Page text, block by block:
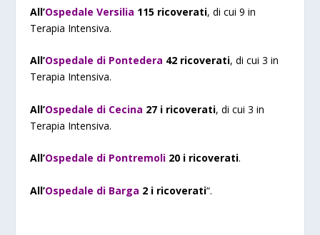
All’Ospedale Versilia 115 ricoverati, di cui 9 in
Terapia Intensiva.
All’Ospedale di Pontedera 42 ricoverati, di cui 3 in
Terapia Intensiva.
All’Ospedale di Cecina 27 i ricoverati, di cui 3 in
Terapia Intensiva.
All’Ospedale di Pontremoli 20 i ricoverati.
All’Ospedale di Barga 2 i ricoverati“.